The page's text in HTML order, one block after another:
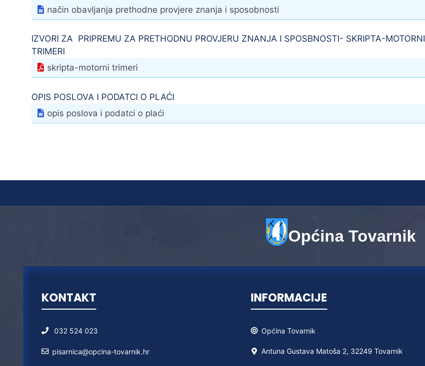
način obavljanja prethodne provjere znanja i sposobnosti
IZVORI ZA PRIPREMU ZA PRETHODNU PROVJERU ZNANJA I SPOSBNOSTI- SKRIPTA-MOTORNI
TRIMERI
skripta-motorni trimeri
OPIS POSLOVA I PODATCI O PLAĆI
opis poslova i podatci o plaći
Općina Tovarnik
KONTAKT
032 524 023
pisarnica@opcina-tovarnik.hr
INFORMACIJE
OpćinaTovarnik
Antuna Gustava Matoša 2, 32249 Tovarnik